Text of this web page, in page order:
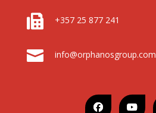
 +357 25 877 241
 info@orphanosgroup.com